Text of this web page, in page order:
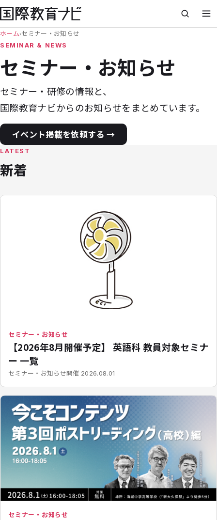
ホーム›セミナー・お知らせ
SEMINAR & NEWS
セミナー・お知らせ
セミナー・研修の情報と、
国際教育ナビからのお知らせをまとめています。
イベント掲載を依頼する →
LATEST
新着
セミナー・お知らせ
【2026年8月開催予定】 英語科 教員対象セミナ
ー 一覧
セミナー・お知らせ開催 2026.08.01
セミナー・お知らせ